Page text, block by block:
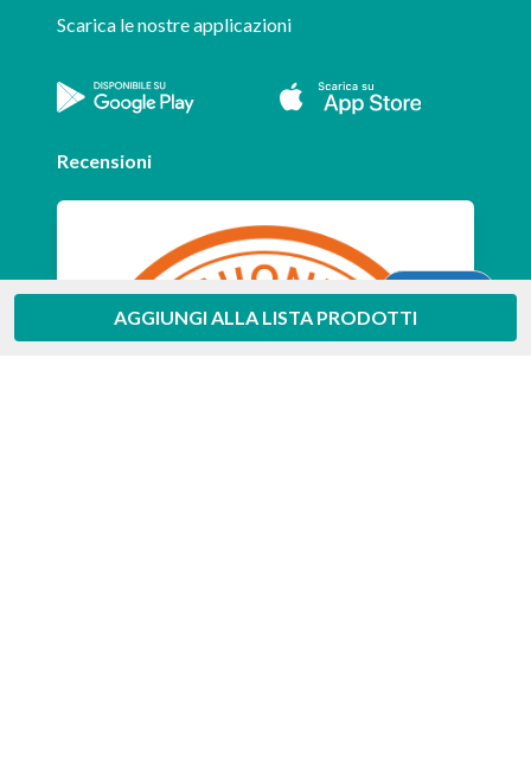
AGGIUNGI ALLA LISTA PRODOTTI
Scarica le nostre applicazioni
Recensioni
Aiuto